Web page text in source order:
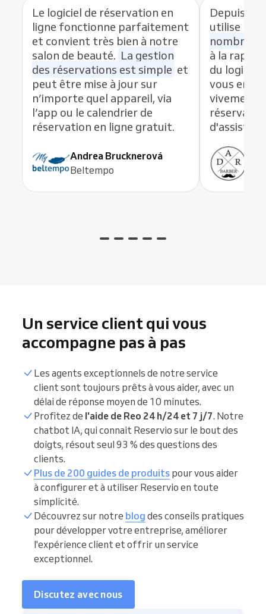
Le logiciel de réservation en
ligne fonctionne parfaitement
et convient très bien à notre
salon de beauté. La gestion
des réservations est simple et
peut être mise à jour sur
n’importe quel appareil, via
l’app ou le calendrier de
réservation en ligne gratuit.
Andrea Brucknerová
Beltempo
Depuis
utilise
nombre
à la
du logiciel
vous en
vivement
Un service client qui vous
accompagne pas à pas
Les agents exceptionnels de notre service
client sont toujours prêts à vous aider, avec un
délai de réponse moyen de 10 minutes.
Profitez de l'aide de Reo 24 h/24 et 7 j/7. Notre
chatbot IA, qui connait Reservio sur le bout des
doigts, résout seul 93 % des questions des
clients.
Plus de 200 guides de produits pour vous aider
à configurer et à utiliser Reservio en toute
simplicité.
Découvrez sur notre blog des conseils pratiques
pour développer votre entreprise, améliorer
l'expérience client et offrir un service
exceptionnel.
Discutez avec nous